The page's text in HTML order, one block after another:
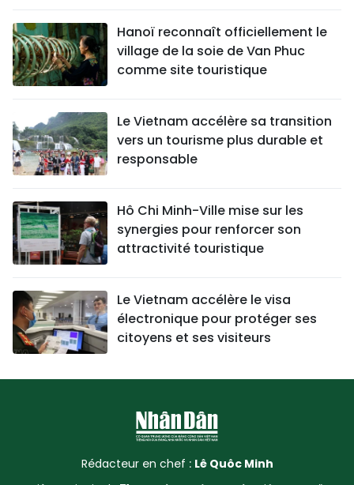
Hanoï reconnaît officiellement le
village de la soie de Van Phuc
comme site touristique
Le Vietnam accélère sa transition
vers un tourisme plus durable et
responsable
Hô Chi Minh-Ville mise sur les
synergies pour renforcer son
attractivité touristique
Le Vietnam accélère le visa
électronique pour protéger ses
citoyens et ses visiteurs
Rédacteur en chef : Lê Quôc Minh